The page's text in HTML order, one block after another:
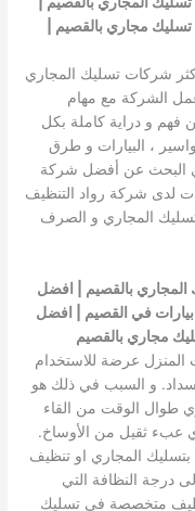
مجاري بالقصيم |
شركات تسليك المجاري
الشركة مع مهام
و دراية كاملة بكل
، البيارات و طرق
البحث عن أفضل شركة
لدى شركة رواد التنظيف
المجاري و الصرف
بالقصيم | افضل
في القصيم | افضل
مجاري بالقصيم
عرضة للاستخدام
و السبب في ذلك هو
طوال الوقت من القاء
عبء ثقيل من الأوساخ.
بتسليك المجاري او تنظيف
درجة النظافة التي
متخصصة في تسليك